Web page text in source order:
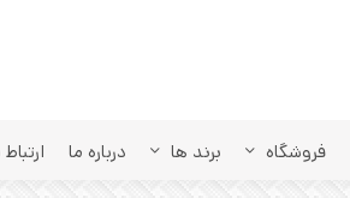
فروشگاه برند ها درباره ما